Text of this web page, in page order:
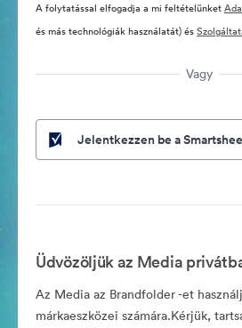
A folytatással elfogadja a mi feltételünket
és más technológiák használatát) és
Vagy
Jelentkezzen be a
Üdvözöljük az Media
Az Media az Brandfolder -et
márkaeszközei számára.Kérjük,